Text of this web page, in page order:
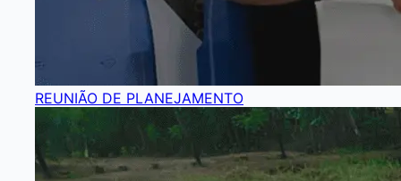
REUNIÃO DE PLANEJAMENTO